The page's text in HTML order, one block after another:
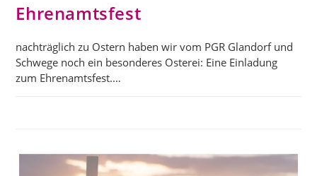
Ehrenamtsfest
nachträglich zu Ostern haben wir vom PGR Glandorf und
Schwege noch ein besonderes Osterei: Eine Einladung
zum Ehrenamtsfest.…